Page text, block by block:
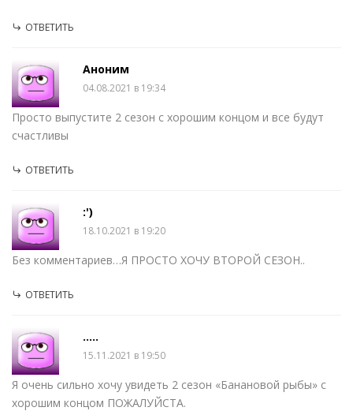
ОТВЕТИТЬ
Аноним
04.08.2021 в 19:34
Просто выпустите 2 сезон с хорошим концом и все будут
счастливы
ОТВЕТИТЬ
:')
18.10.2021 в 19:20
Без комментариев…Я ПРОСТО ХОЧУ ВТОРОЙ СЕЗОН..
ОТВЕТИТЬ
.....
15.11.2021 в 19:50
Я очень сильно хочу увидеть 2 сезон «Банановой рыбы» с
хорошим концом ПОЖАЛУЙСТА.